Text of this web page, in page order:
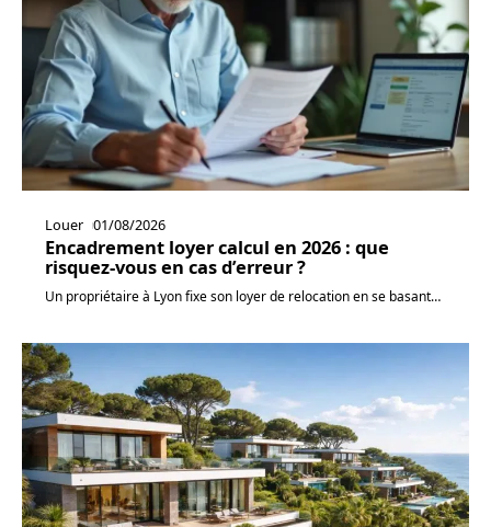
Louer 01/08/2026
Encadrement loyer calcul en 2026 : que
risquez-vous en cas d’erreur ?
Un propriétaire à Lyon fixe son loyer de relocation en se basant…